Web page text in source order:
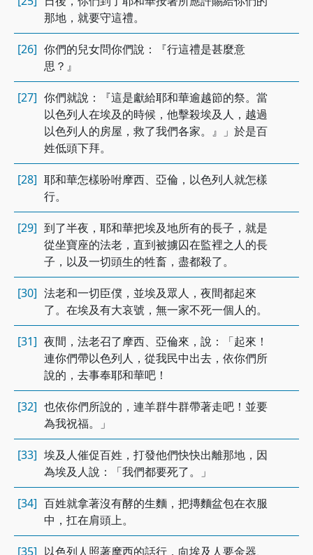
那地，就要守這禮。
[26] 你們的兒女問你們說：『行這禮是甚麼意
思？』
[27] 你們就說：『這是獻給耶和華逾越節的祭。當
以色列人在埃及的時候，他擊殺埃及人，越過
以色列人的房屋，救了我們各家。』」於是百
姓低頭下拜。
[28] 耶和華怎樣吩咐摩西、亞倫，以色列人就怎樣
行。
[29] 到了半夜，耶和華把埃及地所有的長子，就是
從坐寶座的法老，直到被擄囚在監裡之人的長
子，以及一切頭生的牲畜，盡都殺了。
[30] 法老和一切臣僕，並埃及眾人，夜間都起來
了。在埃及有大哀號，無一家不死一個人的。
[31] 夜間，法老召了摩西、亞倫來，說：「起來！
連你們帶以色列人，從我民中出去，依你們所
說的，去事奉耶和華吧！
[32] 也依你們所說的，連羊群牛群帶著走吧！並要
為我祝福。」
[33] 埃及人催促百姓，打發他們快快出離那地，因
為埃及人說：「我們都要死了。」
[34] 百姓就拿著沒有酵的生麵，把摶麵盆包在衣服
中，扛在肩頭上。
[35] 以色列人照著摩西的話行，向埃及人要金器、